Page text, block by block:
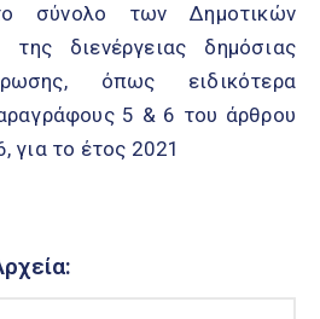
σύνολο των Δημοτικών
διενέργειας δημόσιας
όπως ειδικότερα
5 & 6 του άρθρου
για το έτος 2021